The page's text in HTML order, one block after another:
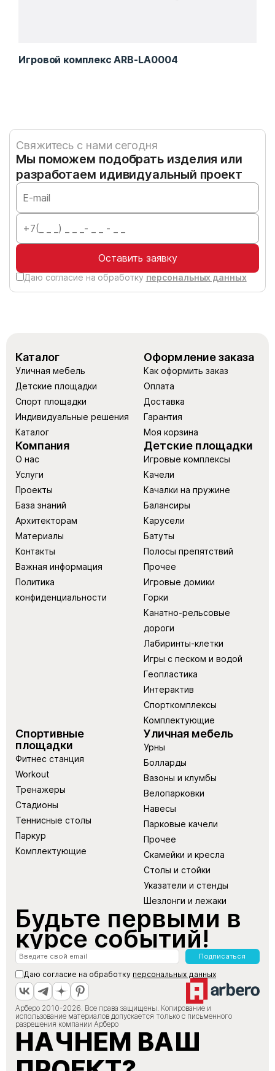
Игровой комплекс ARB-LA0004
Свяжитесь с нами сегодня
Мы поможем подобрать изделия или
разработаем идивидуальный проект
Оставить заявку
Даю согласие на обработку персональных данных
Каталог
Уличная мебель
Детские площадки
Спорт площадки
Индивидуальные решения
Каталог
Оформление заказа
Как оформить заказ
Оплата
Доставка
Гарантия
Моя корзина
Компания
О нас
Услуги
Проекты
База знаний
Архитекторам
Материалы
Контакты
Важная информация
Политика
конфиденциальности
Детские площадки
Игровые комплексы
Качели
Качалки на пружине
Балансиры
Карусели
Батуты
Полосы препятствий
Прочее
Игровые домики
Горки
Канатно-рельсовые
дороги
Лабиринты-клетки
Игры с песком и водой
Геопластика
Интерактив
Спорткомплексы
Комплектующие
Спортивные
площадки
Фитнес станция
Workout
Тренажеры
Стадионы
Теннисные столы
Паркур
Комплектующие
Уличная мебель
Урны
Болларды
Вазоны и клумбы
Велопарковки
Навесы
Парковые качели
Прочее
Скамейки и кресла
Столы и стойки
Указатели и стенды
Шезлонги и лежаки
Будьте первыми в
курсе событий!
Подписаться
Даю согласие на обработку персональных данных
Арберо 2010-2026. Все права защищены. Копирование и
использование материалов допускается только с письменного
разрешения компании Арберо
НАЧНЕМ ВАШ